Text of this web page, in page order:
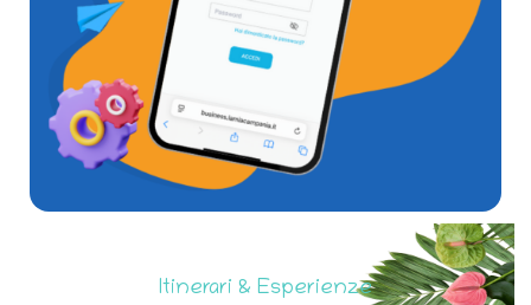
Itinerari & Esperienze